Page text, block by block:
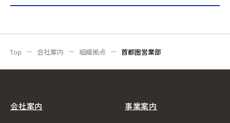
Top 会社案内 組織拠点 首都圏営業部
会社案内 事業案内